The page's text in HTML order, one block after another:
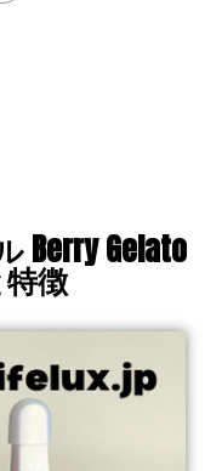
Berry Gelato
徴